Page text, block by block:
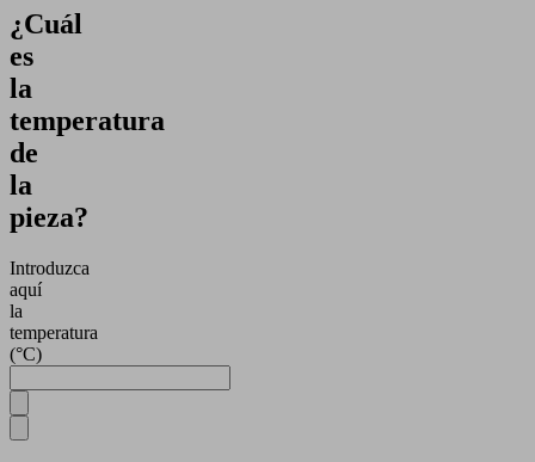
¿Cuál
es
la
temperatura
de
la
pieza?
Introduzca
aquí
la
temperatura
(°C)